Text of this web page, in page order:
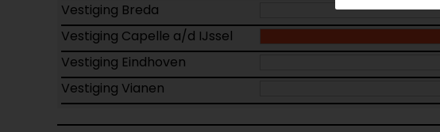
Vestiging Breda
Vestiging Capelle a/d IJssel
Vestiging Eindhoven
Vestiging Vianen